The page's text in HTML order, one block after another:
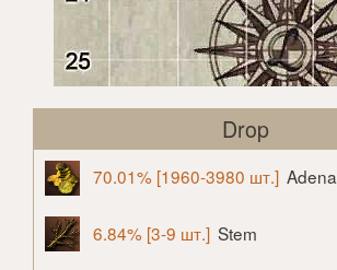
Drop
70.01% [1960-3980 шт.] Adena
6.84% [3-9 шт.] Stem